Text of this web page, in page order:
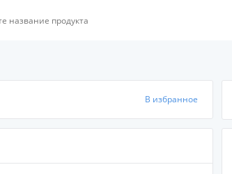
В избранное